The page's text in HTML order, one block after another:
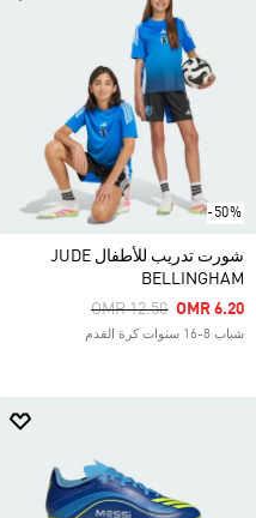
-50%
شورت تدريب للأطفال JUDE
BELLINGHAM
Price Reduced From
OMR 12.50ToOMR 6.20
شباب 8-16 سنوات كرة القدم